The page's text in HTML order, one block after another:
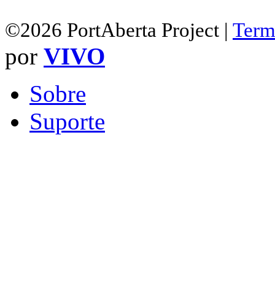
©2026 PortAberta Project |
por VIVO
Sobre
Suporte